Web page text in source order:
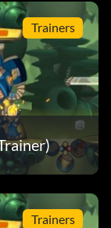
Trainers
Trainers